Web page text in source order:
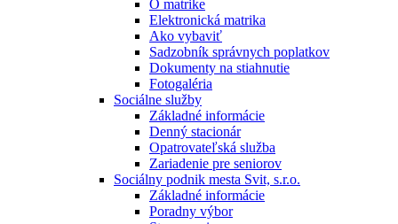
O matrike
Elektronická matrika
Ako vybaviť
Sadzobník správnych poplatkov
Dokumenty na stiahnutie
Fotogaléria
Sociálne služby
Základné informácie
Denný stacionár
Opatrovateľská služba
Zariadenie pre seniorov
Sociálny podnik mesta Svit, s.r.o.
Základné informácie
Poradny výbor